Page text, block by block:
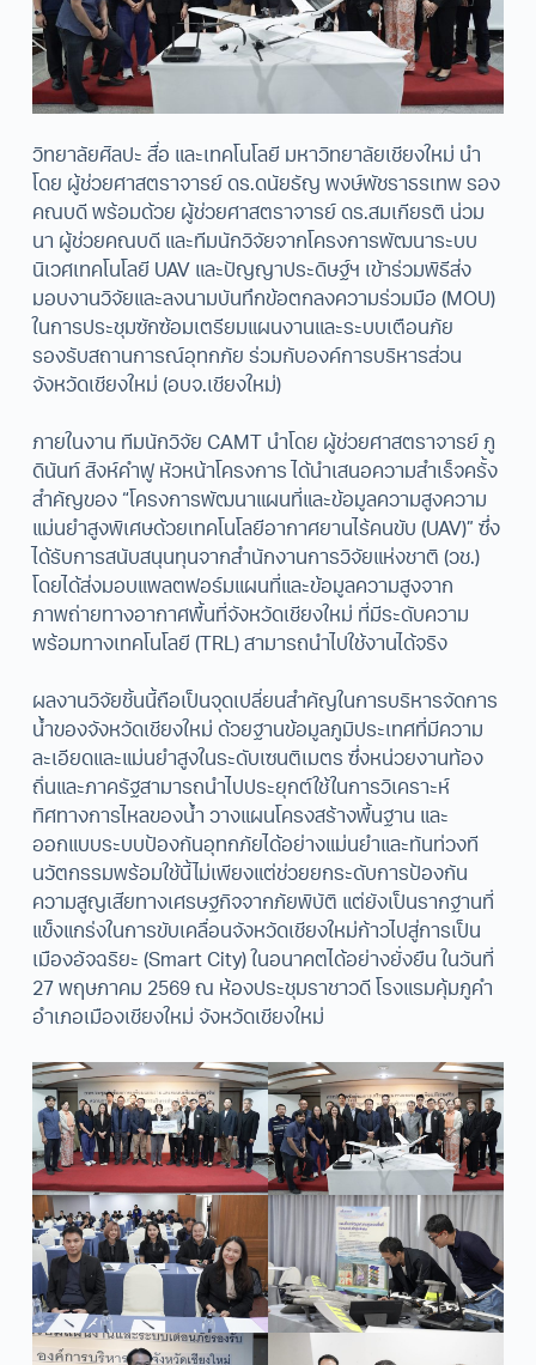
วิทยาลัยศิลปะ สื่อ และเทคโนโลยี มหาวิทยาลัยเชียงใหม่ นำ
โดย ผู้ช่วยศาสตราจารย์ ดร.ดนัยธัญ พงษ์พัชราธรเทพ รอง
คณบดี พร้อมด้วย ผู้ช่วยศาสตราจารย์ ดร.สมเกียรติ น่วม
นา ผู้ช่วยคณบดี และทีมนักวิจัยจากโครงการพัฒนาระบบ
นิเวศเทคโนโลยี UAV และปัญญาประดิษฐ์ฯ เข้าร่วมพิธีส่ง
มอบงานวิจัยและลงนามบันทึกข้อตกลงความร่วมมือ (MOU)
ในการประชุมซักซ้อมเตรียมแผนงานและระบบเตือนภัย
รองรับสถานการณ์อุทกภัย ร่วมกับองค์การบริหารส่วน
จังหวัดเชียงใหม่ (อบจ.เชียงใหม่)
ภายในงาน ทีมนักวิจัย CAMT นำโดย ผู้ช่วยศาสตราจารย์ ภู
ดินันท์ สิงห์คำฟู หัวหน้าโครงการ ได้นำเสนอความสำเร็จครั้ง
สำคัญของ “โครงการพัฒนาแผนที่และข้อมูลความสูงความ
แม่นยำสูงพิเศษด้วยเทคโนโลยีอากาศยานไร้คนขับ (UAV)” ซึ่ง
ได้รับการสนับสนุนทุนจากสำนักงานการวิจัยแห่งชาติ (วช.)
โดยได้ส่งมอบแพลตฟอร์มแผนที่และข้อมูลความสูงจาก
ภาพถ่ายทางอากาศพื้นที่จังหวัดเชียงใหม่ ที่มีระดับความ
พร้อมทางเทคโนโลยี (TRL) สามารถนำไปใช้งานได้จริง
ผลงานวิจัยชิ้นนี้ถือเป็นจุดเปลี่ยนสำคัญในการบริหารจัดการ
น้ำของจังหวัดเชียงใหม่ ด้วยฐานข้อมูลภูมิประเทศที่มีความ
ละเอียดและแม่นยำสูงในระดับเซนติเมตร ซึ่งหน่วยงานท้อง
ถิ่นและภาครัฐสามารถนำไปประยุกต์ใช้ในการวิเคราะห์
ทิศทางการไหลของน้ำ วางแผนโครงสร้างพื้นฐาน และ
ออกแบบระบบป้องกันอุทกภัยได้อย่างแม่นยำและทันท่วงที
นวัตกรรมพร้อมใช้นี้ไม่เพียงแต่ช่วยยกระดับการป้องกัน
ความสูญเสียทางเศรษฐกิจจากภัยพิบัติ แต่ยังเป็นรากฐานที่
แข็งแกร่งในการขับเคลื่อนจังหวัดเชียงใหม่ก้าวไปสู่การเป็น
เมืองอัจฉริยะ (Smart City) ในอนาคตได้อย่างยั่งยืน ในวันที่
27 พฤษภาคม 2569 ณ ห้องประชุมราชาวดี โรงแรมคุ้มภูคำ
อำเภอเมืองเชียงใหม่ จังหวัดเชียงใหม่